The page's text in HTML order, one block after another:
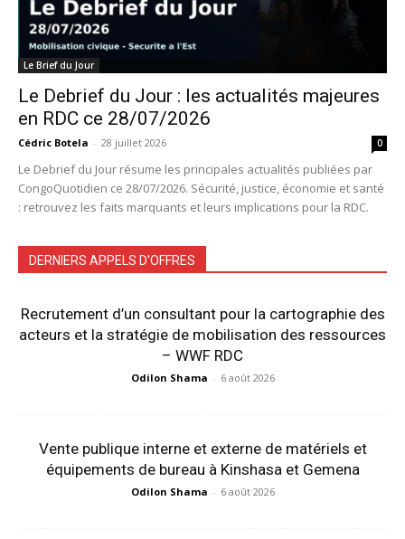
Le Brief du Jour
Le Debrief du Jour : les actualités majeures
en RDC ce 28/07/2026
Cédric Botela - 28 juillet 2026 0
Le Debrief du Jour résume les principales actualités publiées par
CongoQuotidien ce 28/07/2026. Sécurité, justice, économie et santé
: retrouvez les faits marquants et leurs implications pour la RDC.
DERNIERS APPELS D'OFFRES
Recrutement d’un consultant pour la cartographie des
acteurs et la stratégie de mobilisation des ressources
– WWF RDC
Odilon Shama - 6 août 2026
Vente publique interne et externe de matériels et
équipements de bureau à Kinshasa et Gemena
Odilon Shama - 6 août 2026